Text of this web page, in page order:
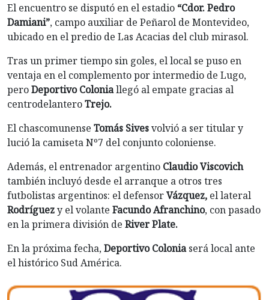
El encuentro se disputó en el estadio “Cdor. Pedro
Damiani”, campo auxiliar de Peñarol de Montevideo,
ubicado en el predio de Las Acacias del club mirasol.
Tras un primer tiempo sin goles, el local se puso en
ventaja en el complemento por intermedio de Lugo,
peroDeportivo Coloniallegó al empate gracias al
centrodelanteroTrejo.
El chascomunense Tomás Sivesvolvió a ser titular y
lució la camiseta Nº7 del conjunto coloniense.
Además, el entrenador argentino Claudio Viscovich
también incluyó desde el arranque a otros tres
futbolistas argentinos: el defensorVázquez, el lateral
Rodríguezy el volante Facundo Afranchino, con pasado
en la primera división de River Plate.
En la próxima fecha,Deportivo Coloniaserá local ante
el histórico Sud América.